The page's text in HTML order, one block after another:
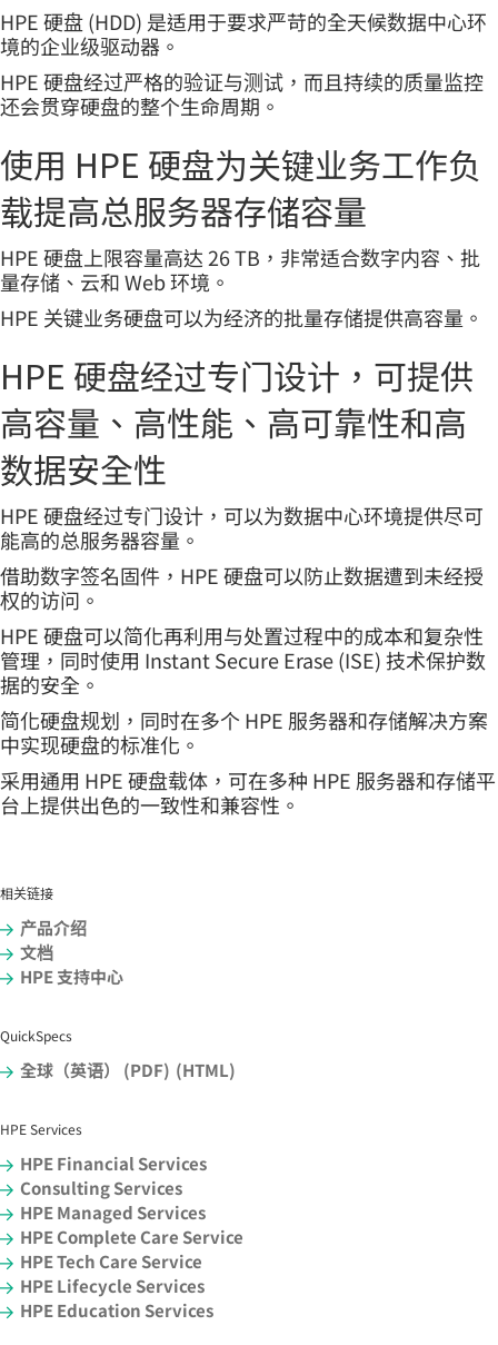
HPE 硬盘 (HDD) 是适用于要求严苛的全天候数据中心环
境的企业级驱动器。
HPE 硬盘经过严格的验证与测试，而且持续的质量监控
还会贯穿硬盘的整个生命周期。
使用 HPE 硬盘为关键业务工作负
载提高总服务器存储容量
HPE 硬盘上限容量高达 26 TB，非常适合数字内容、批
量存储、云和 Web 环境。
HPE 关键业务硬盘可以为经济的批量存储提供高容量。
HPE 硬盘经过专门设计，可提供
高容量、高性能、高可靠性和高
数据安全性
HPE 硬盘经过专门设计，可以为数据中心环境提供尽可
能高的总服务器容量。
借助数字签名固件，HPE 硬盘可以防止数据遭到未经授
权的访问。
HPE 硬盘可以简化再利用与处置过程中的成本和复杂性
管理，同时使用 Instant Secure Erase (ISE) 技术保护数
据的安全。
简化硬盘规划，同时在多个 HPE 服务器和存储解决方案
中实现硬盘的标准化。
采用通用 HPE 硬盘载体，可在多种 HPE 服务器和存储平
台上提供出色的一致性和兼容性。
相关链接
产品介绍
文档
HPE 支持中心
QuickSpecs
全球（英语） (PDF) (HTML)
HPE Services
HPE Financial Services
Consulting Services
HPE Managed Services
HPE Complete Care Service
HPE Tech Care Service
HPE Lifecycle Services
HPE Education Services